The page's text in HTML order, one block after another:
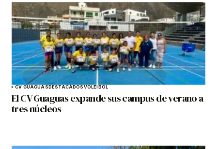
CV GUAGUASDESTACADOSVOLEIBOL
El CV Guaguas expande sus campus de verano a
tres núcleos